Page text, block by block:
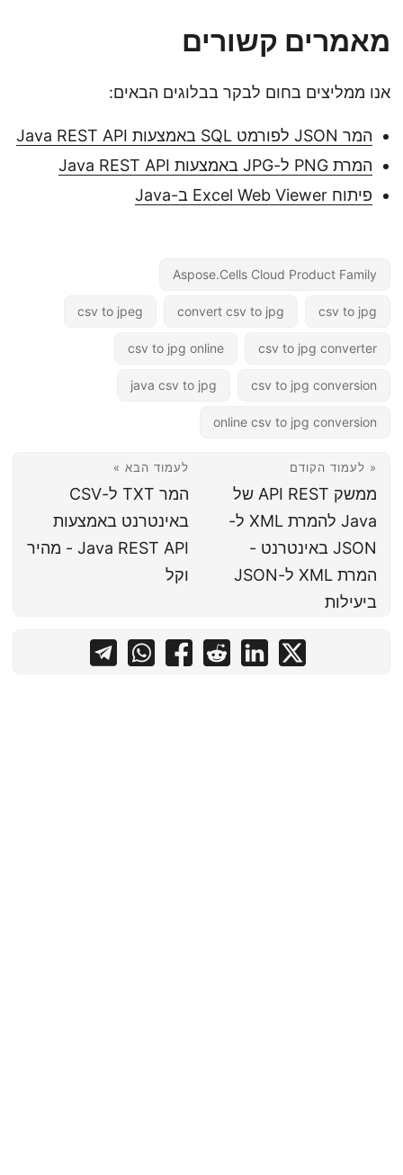
מאמרים קשורים
אנו ממליצים בחום לבקר בבלוגים הבאים:
המר JSON לפורמט SQL באמצעות Java REST API
המרת PNG ל-JPG באמצעות Java REST API
פיתוח Excel Web Viewer ב-Java
Aspose.Cells Cloud Product Family
csv to jpg
convert csv to jpg
csv to jpeg
csv to jpg converter
csv to jpg online
csv to jpg conversion
java csv to jpg
online csv to jpg conversion
« לעמוד הקודם
ממשק API REST של
Java להמרת XML ל-
JSON באינטרנט -
המרת XML ל-JSON
ביעילות
לעמוד הבא »
המר TXT ל-CSV
באינטרנט באמצעות
Java REST API - מהיר
וקל